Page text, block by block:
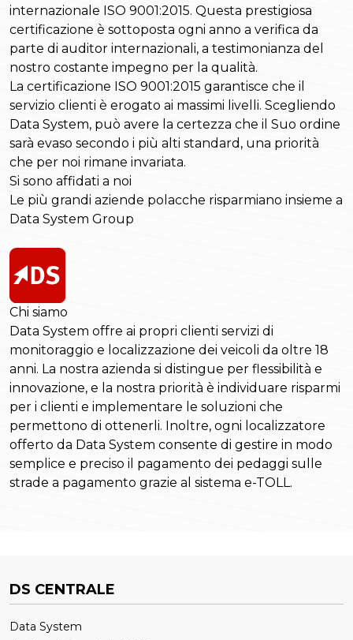
internazionale ISO 9001:2015. Questa prestigiosa
certificazione è sottoposta ogni anno a verifica da
parte di auditor internazionali, a testimonianza del
nostro costante impegno per la qualità.
La certificazione ISO 9001:2015 garantisce che il
servizio clienti è erogato ai massimi livelli. Scegliendo
Data System, può avere la certezza che il Suo ordine
sarà evaso secondo i più alti standard, una priorità
che per noi rimane invariata.
Si sono affidati a noi
Le più grandi aziende polacche risparmiano insieme a
Data System Group
Chi siamo
Data System offre ai propri clienti servizi di
monitoraggio e localizzazione dei veicoli da oltre 18
anni. La nostra azienda si distingue per flessibilità e
innovazione, e la nostra priorità è individuare risparmi
per i clienti e implementare le soluzioni che
permettono di ottenerli. Inoltre, ogni localizzatore
offerto da Data System consente di gestire in modo
semplice e preciso il pagamento dei pedaggi sulle
strade a pagamento grazie al sistema e-TOLL.
DS CENTRALE
Data System